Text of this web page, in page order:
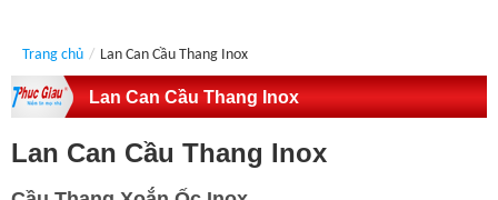
Trang chủ / Lan Can Cầu Thang Inox
Lan Can Cầu Thang Inox
Lan Can Cầu Thang Inox